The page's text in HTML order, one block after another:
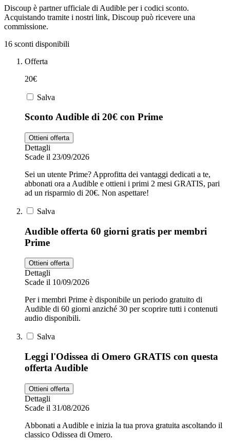
Privé by
Zalando
adidas
Unieuro
Salute e
Discoup è partner ufficiale di Audible per i codici sconto.
Acquistando tramite i nostri link, Discoup può ricevere una
commissione.
16 sconti disponibili
Offerta
20€
Salva
Sconto Audible di 20€ con Prime
Ottieni offerta
Dettagli
Scade il 23/09/2026
Sei un utente Prime? Approfitta dei vantaggi dedicati a te,
abbonati ora a Audible e ottieni i primi 2 mesi GRATIS, pari
ad un risparmio di 20€. Non aspettare!
Salva
Audible offerta 60 giorni gratis per membri
Prime
Ottieni offerta
Dettagli
Scade il 10/09/2026
Per i membri Prime è disponibile un periodo gratuito di
Audible di 60 giorni anziché 30 per scoprire tutti i contenuti
audio disponibili.
Salva
Leggi l'Odissea di Omero GRATIS con questa
offerta Audible
Ottieni offerta
Dettagli
Scade il 31/08/2026
Abbonati a Audible e inizia la tua prova gratuita ascoltando il
classico Odissea di Omero.